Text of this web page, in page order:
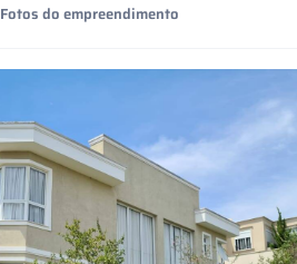
Fotos do empreendimento